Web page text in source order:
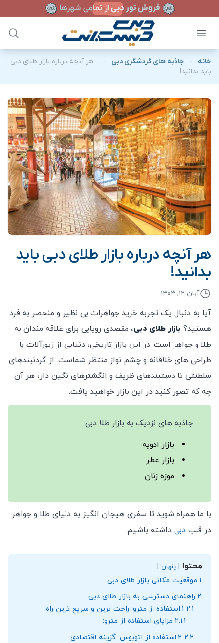
خانه - جاذبه های گردشگری دبی -
هر آنچه درباره بازار طلای دبی
باید بدانید!
هر آنچه درباره بازار طلای دبی باید
بدانید!
آبان ۱۲, ۱۴۰۳
آیا به دنبال یک تجربه خرید جواهرات بی‌ نظیر و منحصر به فرد
هستید؟ بازار طلای دبی، مقصدی رویایی برای علاقه ‌مندان به
طلا و جواهر است. در این بازار تاریخی، دنیایی از زیورآلات با
طراحی ‌های خلاقانه و چشم ‌نواز منتظر شماست. از گردنبندهای
سلطنتی تا دستبندهای ظریف و انگشترهای نگین ‌دار، هر آن
چه که تصور کنید در این بازار خواهید یافت.
جاذبه‌ های نزدیک به بازار طلا دبی
بازار ادویه
بازار عطر
موزه زنان
با ما همراه شوید تا سفری هیجان‌ انگیز به دنیای طلا و جواهر
در قلب دبی داشته باشیم.
محتوا پنهان
1 موقعیت مکانی بازار طلای دبی
2 راهنمای دسترسی به بازار طلای دبی
2.1 1.استفاده از مترو: راحت ‌ترین و سریع ‌ترین راه
2.1.1 مزایای استفاده از مترو:
2.2 2.استفاده از اتوبوس: گزینه اقتصادی